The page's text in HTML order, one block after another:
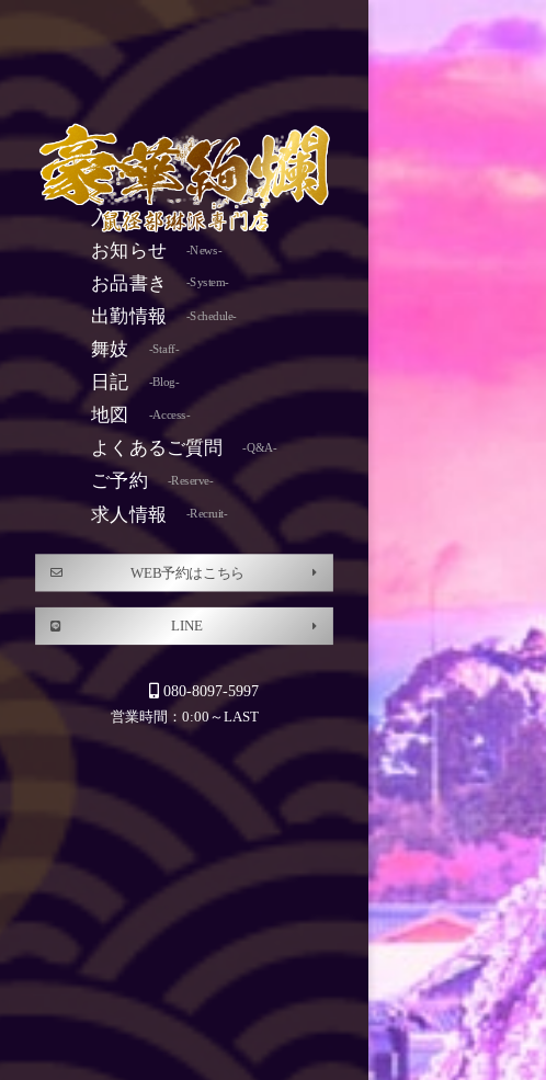
入口 -Top-
お知らせ -News-
お品書き -System-
出勤情報 -Schedule-
舞妓 -Staff-
日記 -Blog-
地図 -Access-
よくあるご質問 -Q&A-
ご予約 -Reserve-
求人情報 -Recruit-
WEB予約はこちら
LINE
080-8097-5997
営業時間：0:00～LAST